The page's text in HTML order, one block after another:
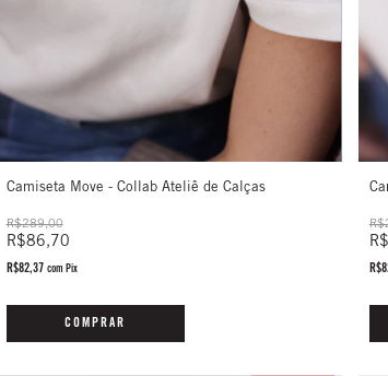
Camiseta Move - Collab Ateliê de Calças
R$289,00
R$86,70
R$82,37 com Pix
COMPRAR